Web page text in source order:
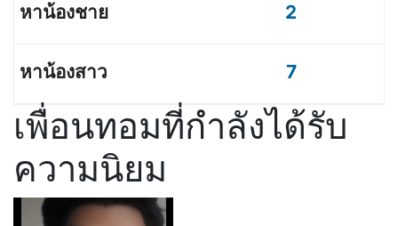
2
7
เพื่อนทอมที่กำลังได้รับ
ความนิยม